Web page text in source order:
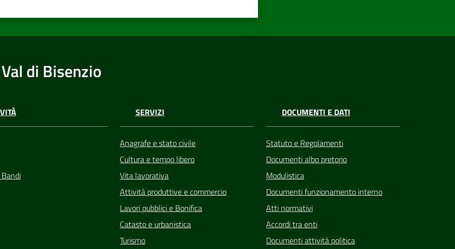
di Bisenzio
SERVIZI
Anagrafe e stato civile
Cultura e tempo libero
Vita lavorativa
Attività produttive e commercio
Lavori pubblici e Bonifica
Catasto e urbanistica
Turismo
DOCUMENTI E DATI
Statuto e Regolamenti
Documenti albo pretorio
Modulistica
Documenti funzionamento interno
Atti normativi
Accordi tra enti
Documenti attività politica